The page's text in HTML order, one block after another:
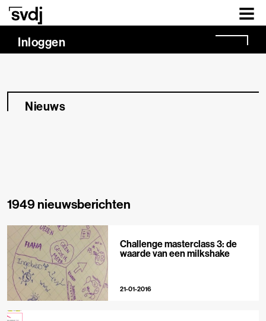
Naar hoofdinhoud
Inloggen
Nieuws
1949 nieuwsberichten
Challenge masterclass 3: de
waarde van een milkshake
21-01-2016